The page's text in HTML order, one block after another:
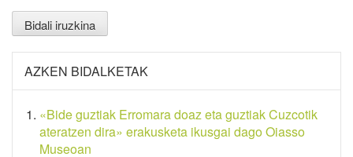
AZKEN BIDALKETAK
«Bide guztiak Erromara doaz eta guztiak Cuzcotik
ateratzen dira» erakusketa ikusgai dago Oiasso
Museoan